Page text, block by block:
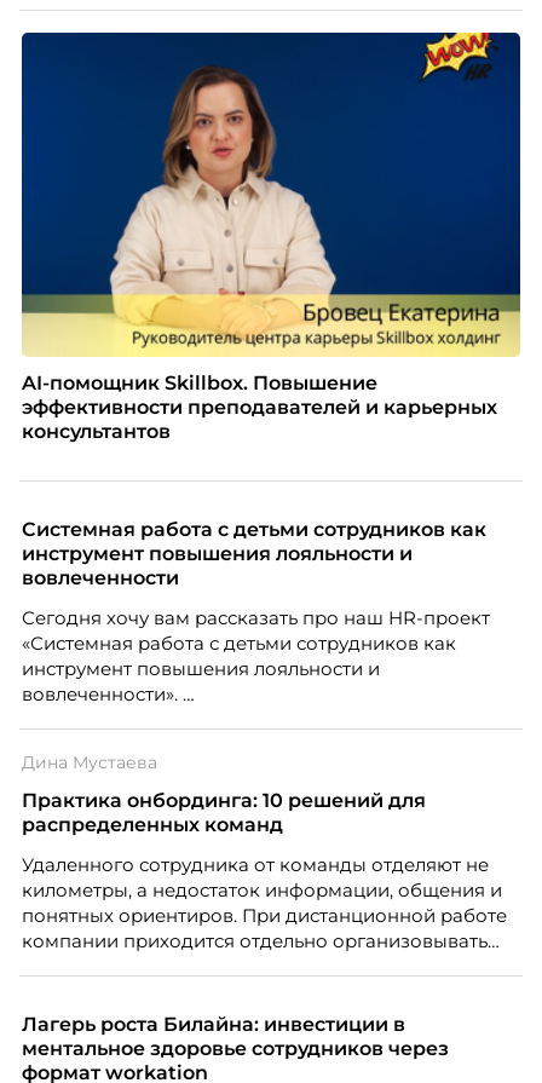
AI-помощник Skillbox. Повышение
эффективности преподавателей и карьерных
консультантов
Системная работа с детьми сотрудников как
инструмент повышения лояльности и
вовлеченности
Сегодня хочу вам рассказать про наш HR-проект
«Системная работа с детьми сотрудников как
инструмент повышения лояльности и
вовлеченности».
Дина Мустаева
Практика онбординга: 10 решений для
распределенных команд
Удаленного сотрудника от команды отделяют не
километры, а недостаток информации, общения и
понятных ориентиров. При дистанционной работе
компании приходится отдельно организовывать
по работе с персоналом Инфомаксимум,
рассказывает, как выстроить адаптацию
распределенной команды без лишнего контроля и
Лагерь роста Билайна: инвестиции в
ментальное здоровье сотрудников через
формат workation